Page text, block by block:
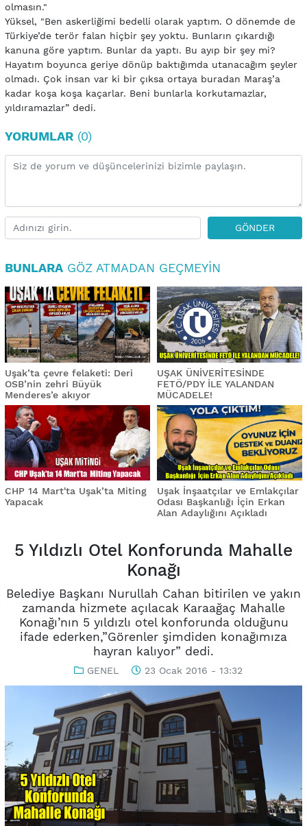
olmasın."
Yüksel, "Ben askerliğimi bedelli olarak yaptım. O dönemde de
Türkiye’de terör falan hiçbir şey yoktu. Bunların çıkardığı
kanuna göre yaptım. Bunlar da yaptı. Bu ayıp bir şey mi?
Hayatım boyunca geriye dönüp baktığımda utanacağım şeyler
olmadı. Çok insan var ki bir çıksa ortaya buradan Maraş’a
kadar koşa koşa kaçarlar. Beni bunlarla korkutamazlar,
yıldıramazlar” dedi.
YORUMLAR (0)
GÖNDER
BUNLARA GÖZ ATMADAN GEÇMEYIN
Uşak’ta çevre felaketi: Deri
OSB’nin zehri Büyük
Menderes’e akıyor
UŞAK ÜNİVERİTESİNDE
FETÖ/PDY İLE YALANDAN
MÜCADELE!
CHP 14 Mart'ta Uşak’ta Miting
Yapacak
Uşak İnşaatçılar ve Emlakçılar
Odası Başkanlığı İçin Erkan
Alan Adaylığını Açıkladı
5 Yıldızlı Otel Konforunda Mahalle
Konağı
Belediye Başkanı Nurullah Cahan bitirilen ve yakın
zamanda hizmete açılacak Karaağaç Mahalle
Konağı’nın 5 yıldızlı otel konforunda olduğunu
ifade ederken,”Görenler şimdiden konağımıza
hayran kalıyor” dedi.
GENEL 23 Ocak 2016 - 13:32